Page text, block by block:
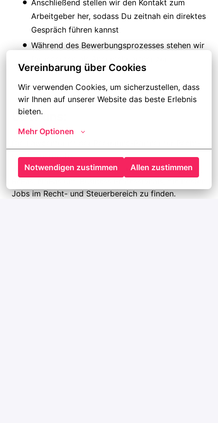
Vereinbarung über Cookies
Wir verwenden Cookies, um sicherzustellen, dass
wir Ihnen auf unserer Website das beste Erlebnis
bieten.
Mehr Optionen
Notwendigen zustimmen Allen zustimmen
Anschließend stellen wir den Kontakt zum
Arbeitgeber her, sodass Du zeitnah ein direktes
Gespräch führen kannst
Während des Bewerbungsprozesses stehen wir
Verfügung
Über uns:
und Steuerprofis.
Als Karriereberater helfen wir Juristen, Steuerprofis,
Jobs im Recht- und Steuerbereich zu finden.